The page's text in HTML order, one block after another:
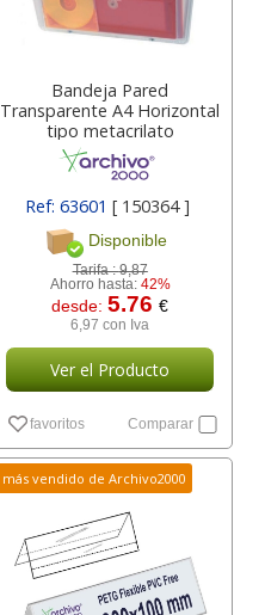
Bandeja Pared
Transparente A4 Horizontal
tipo metacrilato
Ref: 63601 [ 150364 ]
Disponible
Tarifa :9,87
Ahorro hasta: 42%
desde:5.76€
6,97 con Iva
Ver el Producto
favoritos Comparar
más vendido de Archivo2000